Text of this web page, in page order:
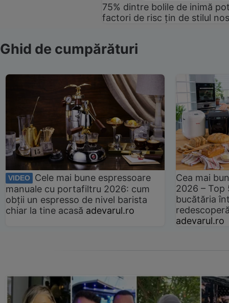
75% dintre bolile de inimă
factori de risc țin de stilul
Ghid de cumpărături
VIDEO
Cele mai bune espressoare
manuale cu portafiltru 2026: cum
obții un espresso de nivel barista
chiar la tine acasă adevarul.ro
Cea mai
2026 –
bucătăria
adevarul.ro